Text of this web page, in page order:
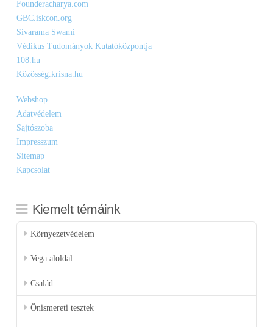
Founderacharya.com
GBC.iskcon.org
Sivarama Swami
Védikus Tudományok Kutatóközpontja
108.hu
Közösség.krisna.hu
Webshop
Adatvédelem
Sajtószoba
Impresszum
Sitemap
Kapcsolat
Kiemelt témáink
Környezetvédelem
Vega aloldal
Család
Önismereti tesztek